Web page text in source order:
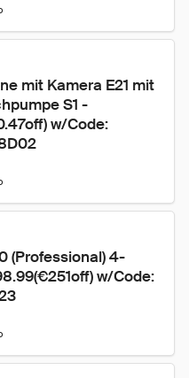
mit Kamera E21 mit
S1 -
w/Code:
(Professional) 4-
w/Code: